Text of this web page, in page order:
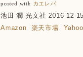
posted with カエレバ
池田 潤 光文社 2016-12-15
Amazon
楽天市場